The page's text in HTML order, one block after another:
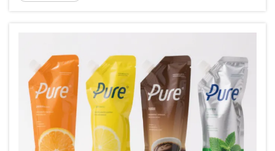
包装設計から物流まで——を再検討しています…